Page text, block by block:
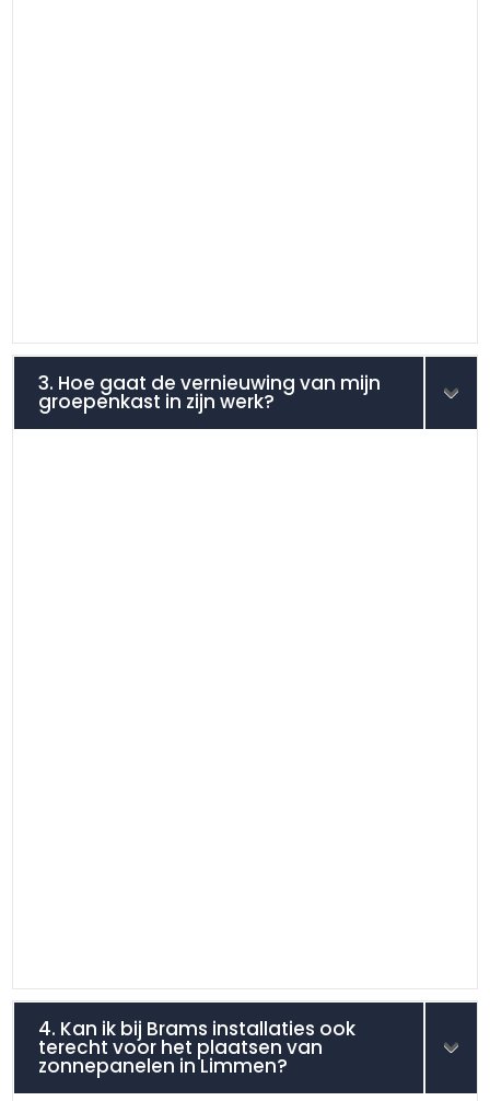
3. Hoe gaat de vernieuwing van mijn
groepenkast in zijn werk?
4. Kan ik bij Brams installaties ook
terecht voor het plaatsen van
zonnepanelen in Limmen?